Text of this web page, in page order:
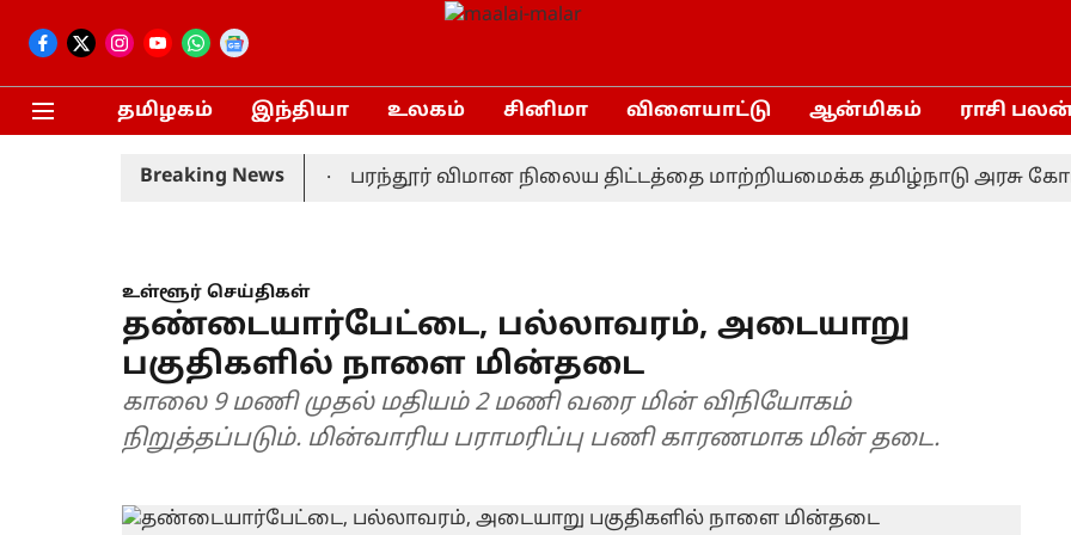
தமிழகம் இந்தியா உலகம் சினிமா விளையாட்டு ஆன்மிகம் ராசி
Breaking News
மனைவி சங்கீதா! பரந்தூர் விமான நிலைய திட்டத்தை மாற்றியமைக்க தமிழ்நாடு அரசு
உள்ளூர் செய்திகள்
தண்டையார்பேட்டை, பல்லாவரம், அடையாறு
பகுதிகளில் நாளை மின்தடை
காலை 9 மணி முதல் மதியம் 2 மணி வரை மின் விநியோகம்
நிறுத்தப்படும். மின்வாரிய பராமரிப்பு பணி காரணமாக மின் தடை.